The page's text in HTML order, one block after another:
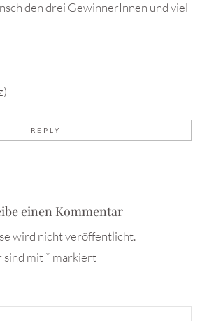
den drei GewinnerInnen und viel
REPLY
einen Kommentar
wird nicht veröffentlicht.
sind mit* markiert